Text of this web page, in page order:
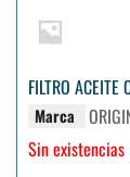
FILTRO
Marca
Sin existencias